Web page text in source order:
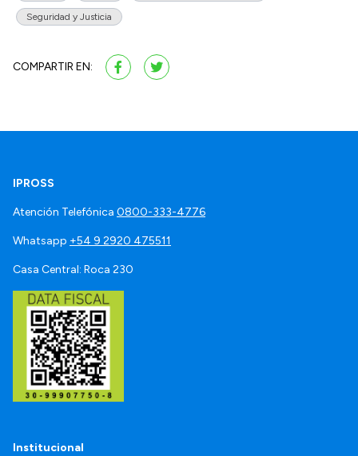
Seguridad y Justicia
COMPARTIR EN:
IPROSS
Atención Telefónica 0800-333-4776
Whatsapp +54 9 2920 475511
Casa Central: Roca 230
Institucional